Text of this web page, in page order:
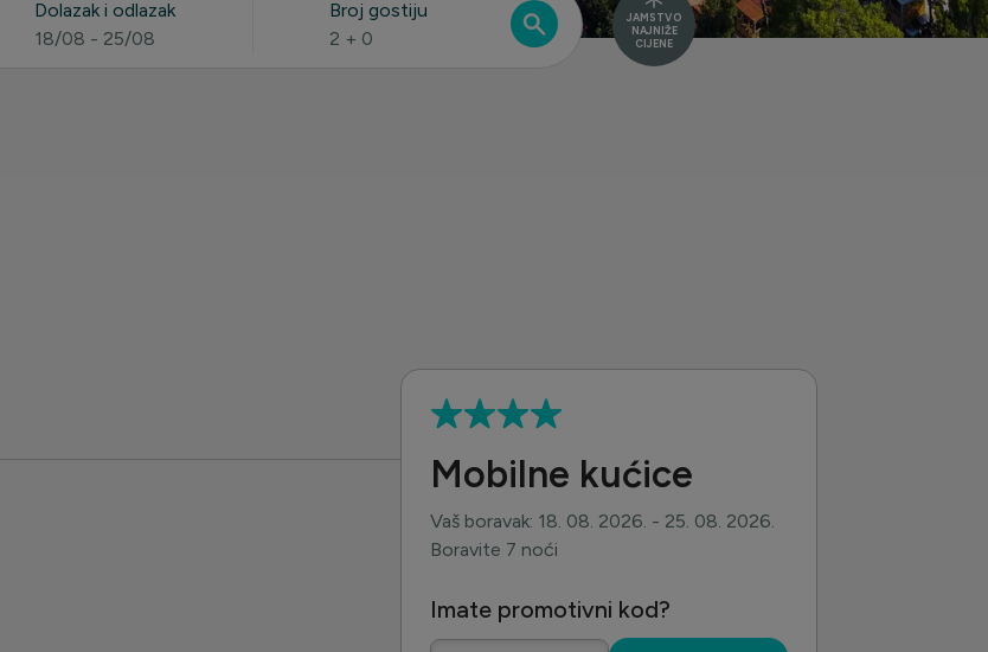
Dolazak i odlazak
18/08 - 25/08
Broj gostiju
2 + 0
JAMSTVO
NAJNIŽE
CIJENE
Mobilne kućice
Vaš boravak: 18. 08. 2026. - 25. 08. 2026.
Boravite 7 noći
Imate promotivni kod?